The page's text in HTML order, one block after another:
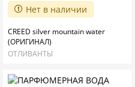
Нет в наличии
CREED silver mountain water
(ОРИГИНАЛ)
ОТЛИВАНТЫ